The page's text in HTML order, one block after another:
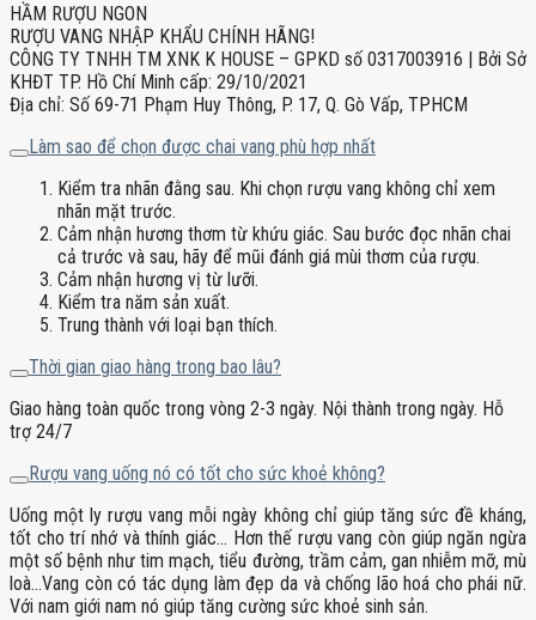
HẦM RƯỢU NGON
RƯỢU VANG NHẬP KHẨU CHÍNH HÃNG!
CÔNG TY TNHH TM XNK K HOUSE – GPKD số 0317003916 | Bởi Sở
KHĐT TP. Hồ Chí Minh cấp: 29/10/2021
Địa chỉ: Số 69-71 Phạm Huy Thông, P. 17, Q. Gò Vấp, TPHCM
Làm sao để chọn được chai vang phù hợp nhất
Kiểm tra nhãn đằng sau. Khi chọn rượu vang không chỉ xem
nhãn mặt trước.
Cảm nhận hương thơm từ khứu giác. Sau bước đọc nhãn chai
cả trước và sau, hãy để mũi đánh giá mùi thơm của rượu.
Cảm nhận hương vị từ lưỡi.
Kiểm tra năm sản xuất.
Trung thành với loại bạn thích.
Thời gian giao hàng trong bao lâu?
Giao hàng toàn quốc trong vòng 2-3 ngày. Nội thành trong ngày. Hỗ
trợ 24/7
Rượu vang uống nó có tốt cho sức khoẻ không?
Uống một ly rượu vang mỗi ngày không chỉ giúp tăng sức đề kháng,
tốt cho trí nhớ và thính giác… Hơn thế rượu vang còn giúp ngăn ngừa
một số bệnh như tim mạch, tiểu đường, trầm cảm, gan nhiễm mỡ, mù
loà…Vang còn có tác dụng làm đẹp da và chống lão hoá cho phái nữ.
Với nam giới nam nó giúp tăng cường sức khoẻ sinh sản.